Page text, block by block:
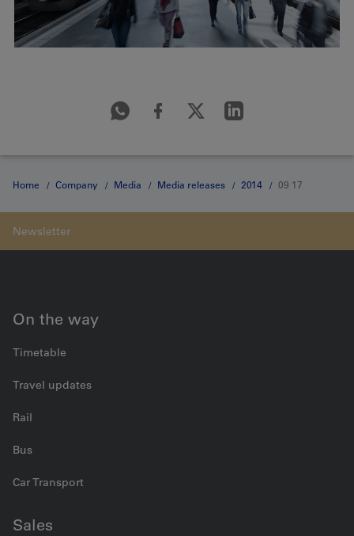
Home Company Media Media releases 2014 09 17
On the way
Timetable
Travel updates
Rail
Bus
Car Transport
Sales